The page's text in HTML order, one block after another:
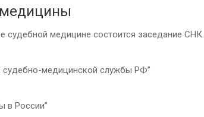
судебной медицине состоится заседание СНК.
судебно-медицинской службы РФ”
в России”